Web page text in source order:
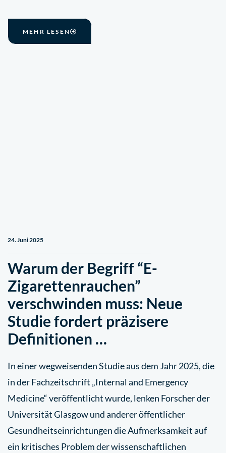
MEHR LESEN
24. Juni 2025
Warum der Begriff “E-
Zigarettenrauchen”
verschwinden muss: Neue
Studie fordert präzisere
Definitionen …
In einer wegweisenden Studie aus dem Jahr 2025, die
in der Fachzeitschrift „Internal and Emergency
Medicine“ veröffentlicht wurde, lenken Forscher der
Universität Glasgow und anderer öffentlicher
Gesundheitseinrichtungen die Aufmerksamkeit auf
ein kritisches Problem der wissenschaftlichen